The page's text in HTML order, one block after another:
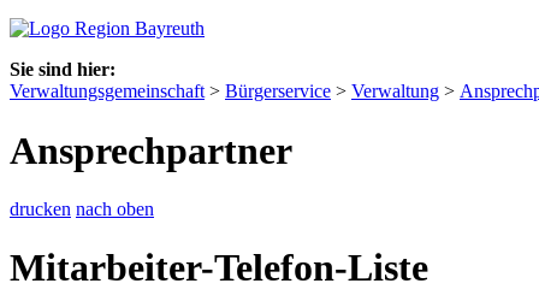
Sie sind hier:
Verwaltungsgemeinschaft > Bürgerservice > Verwaltung >
Ansprechpartner
drucken nach oben
Mitarbeiter-Telefon-Liste